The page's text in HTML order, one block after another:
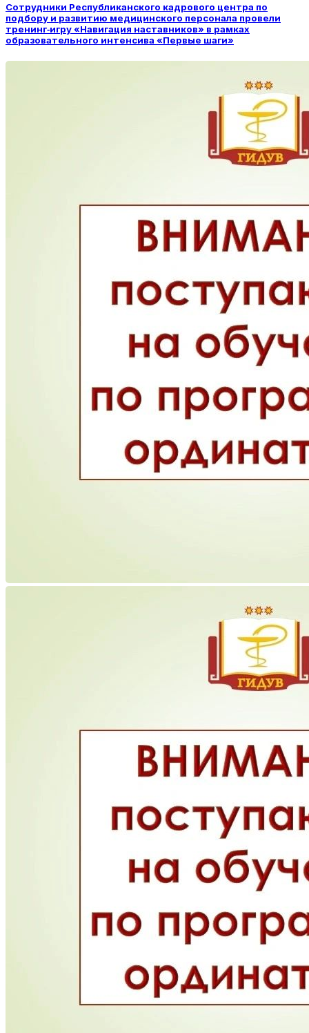
Сотрудники Республиканского кадрового центра по
подбору и развитию медицинского персонала провели
тренинг‑игру «Навигация наставников» в рамках
образовательного интенсива «Первые шаги»